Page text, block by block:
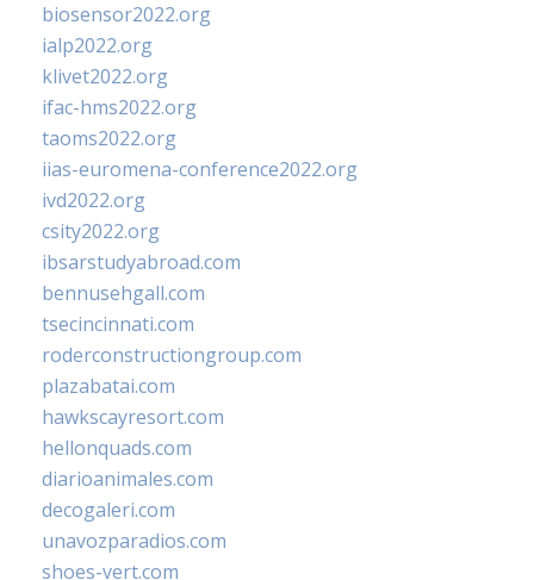
biosensor2022.org
ialp2022.org
klivet2022.org
ifac-hms2022.org
taoms2022.org
iias-euromena-conference2022.org
ivd2022.org
csity2022.org
ibsarstudyabroad.com
bennusehgall.com
tsecincinnati.com
roderconstructiongroup.com
plazabatai.com
hawkscayresort.com
hellonquads.com
diarioanimales.com
decogaleri.com
unavozparadios.com
shoes-vert.com